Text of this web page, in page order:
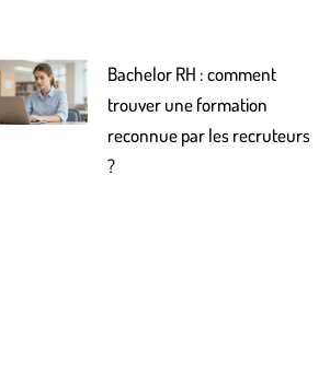
Bachelor RH : comment
trouver une formation
reconnue par les recruteurs
?